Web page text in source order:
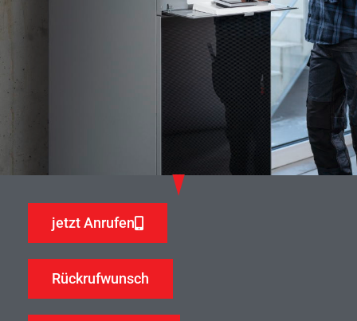
jetzt Anrufen
Rückrufwunsch